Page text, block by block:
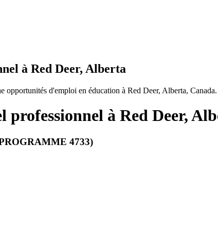
à Red Deer, Alberta
opportunités d'emploi en éducation à Red Deer, Alberta, Canada.
professionnel à Red Deer,
4733)